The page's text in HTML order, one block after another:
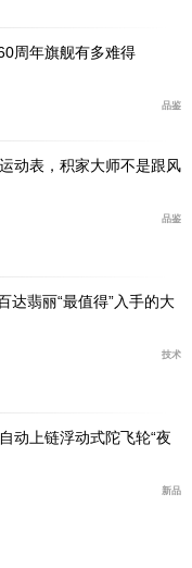
行。
的佩戴者，Moonshi
既适合正式场合，也
中，佩戴舒适，适合
周年旗舰有多难得
品鉴
动表，积家大师不是跟风
品鉴
达翡丽“最值得”入手的大
技术
动上链浮动式陀飞轮“夜
新品